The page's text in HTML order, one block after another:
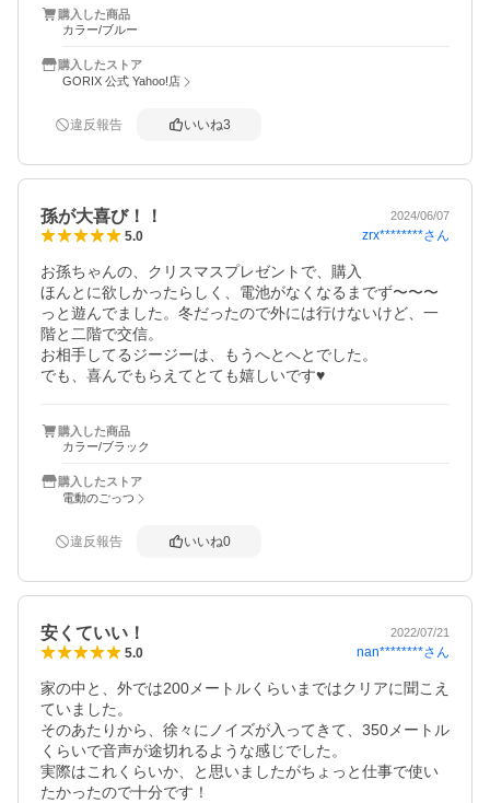
購入した商品
カラー/ブルー
購入したストア
GORIX 公式 Yahoo!店
違反報告 いいね3
孫が大喜び！！ 2024/06/07
5.0 zrx********さん
お孫ちゃんの、クリスマスプレゼントで、購入
ほんとに欲しかったらしく、電池がなくなるまでず〜〜〜
っと遊んでました。冬だったので外には行けないけど、一
階と二階で交信。
お相手してるジージーは、もうへとへとでした。
でも、喜んでもらえてとても嬉しいです♥
購入した商品
カラー/ブラック
購入したストア
電動のごっつ
違反報告 いいね0
安くていい！ 2022/07/21
5.0 nan********さん
家の中と、外では200メートルくらいまではクリアに聞こえ
ていました。
そのあたりから、徐々にノイズが入ってきて、350メートル
くらいで音声が途切れるような感じでした。
実際はこれくらいか、と思いましたがちょっと仕事で使い
たかったので十分です！